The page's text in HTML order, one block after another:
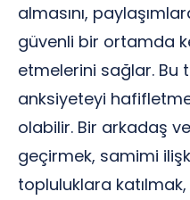
almasını,
güvenli bir ortamda
etmelerini sağlar. Bu
anksiyeteyi
olabilir. Bir arkadaş
geçirmek, samimi
topluluklara